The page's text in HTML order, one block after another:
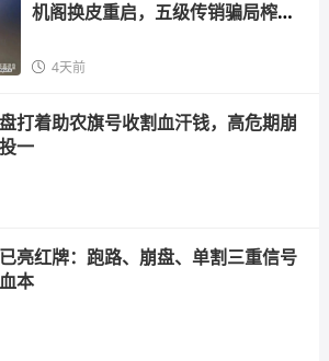
机阁换皮重启，五级传销骗局榨干
4天前
打着助农旗号收割血汗钱，高危期崩
一
亮红牌：跑路、崩盘、单割三重信号
本